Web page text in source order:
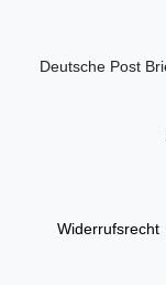
Deutsche Post
Widerrufs­recht